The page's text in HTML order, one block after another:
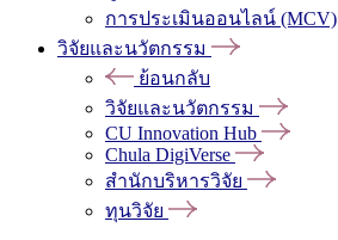
การประเมินออนไลน์ (MCV)
วิจัยและนวัตกรรม
ย้อนกลับ
วิจัยและนวัตกรรม
CU Innovation Hub
Chula DigiVerse
สำนักบริหารวิจัย
ทุนวิจัย